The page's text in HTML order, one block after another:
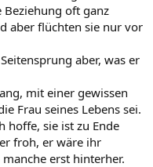
Beziehung oft ganz
aber flüchten sie nur vor
aber, was er
mit einer gewissen
Frau seines Lebens sei.
hoffe, sie ist zu Ende
froh, er wäre ihr
erst hinterher.